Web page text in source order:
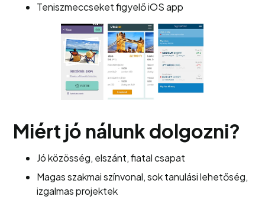
Teniszmeccseket figyelő iOS app
Miért jó nálunk dolgozni?
Jó közösség, elszánt, fiatal csapat
Magas szakmai színvonal, sok tanulási lehetőség,
izgalmas projektek